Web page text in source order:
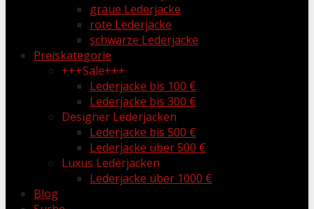
graue Lederjacke
rote Lederjacke
schwarze Lederjacke
Preiskategorie
+++Sale+++
Lederjacke bis 100 €
Lederjacke bis 300 €
Designer Lederjacken
Lederjacke bis 500 €
Lederjacke über 500 €
Luxus Lederjacken
Lederjacke über 1000 €
Blog